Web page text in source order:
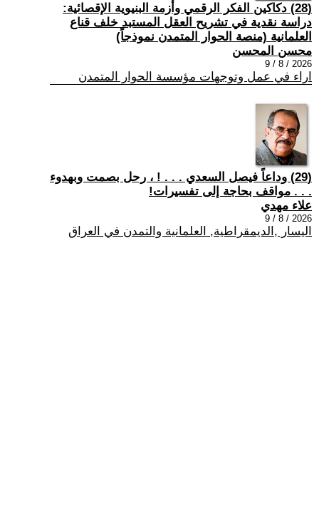
(28) دكاكين الفكر الرقمي وأزمة البنيوية الإقصائية:
دراسة نقدية في تشريح العقل المستبد خلف قناع
العلمانية (منصة الحوار المتمدن نموذجاً)
محسن المحسن
2026 / 8 / 9
اراء في عمل وتوجهات مؤسسة الحوار المتمدن
(29) وداعاً فيصل السعدي . . . ! ، رحل بصمت وبهدوء
. . . مواقف بحاجة إلى تفسيرات!
علاء مهدي
2026 / 8 / 9
اليسار ,الديمقراطية, العلمانية والتمدن في العراق